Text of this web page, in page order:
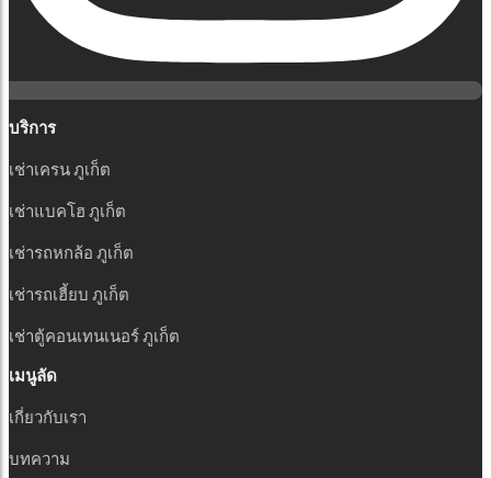
บริการ
เช่าเครน ภูเก็ต
เช่าแบคโฮ ภูเก็ต
เช่ารถหกล้อ ภูเก็ต
เช่ารถเฮี้ยบ ภูเก็ต
เช่าตู้คอนเทนเนอร์ ภูเก็ต
เมนูลัด
เกี่ยวกับเรา
บทความ